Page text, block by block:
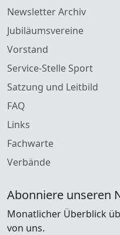
Newsletter Archiv
Jubiläumsvereine
Vorstand
Service-Stelle Sport
Satzung und Leitbild
FAQ
Links
Fachwarte
Verbände
Abonniere unseren
Monatlicher Überblick
von uns.